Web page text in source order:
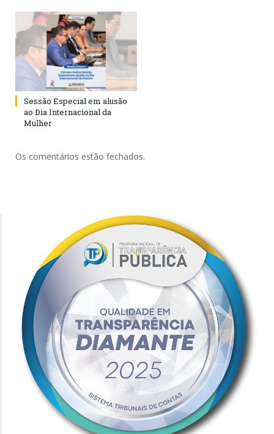
Sessão Especial em alusão
ao Dia Internacional da
Mulher
Os comentários estão fechados.